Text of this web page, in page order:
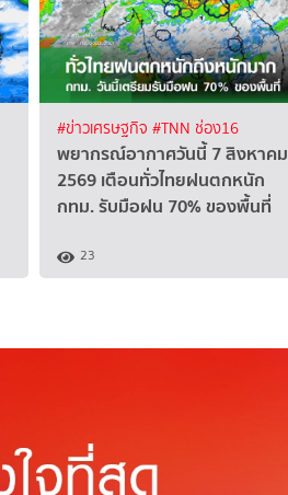
#ข่าวเศรษฐกิจ #TNN ช่อง16
พยากรณ์อากาศวันนี้ 7 สิงหาคม
2569 เตือนทั่วไทยฝนตกหนัก
กทม. รับมือฝน 70% ของพื้นที่
23